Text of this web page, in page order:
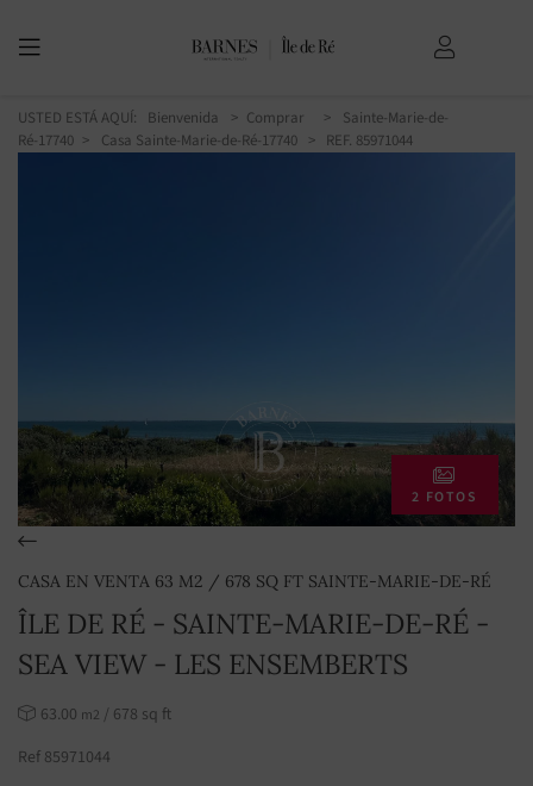
USTED ESTÁ AQUÍ: Bienvenida Comprar
Sainte-Marie-de-
Ré-17740
Casa Sainte-Marie-de-Ré-17740 > REF. 85971044
2 FOTOS
CASA EN VENTA 63 M2 / 678 SQ FT SAINTE-MARIE-DE-RÉ
ÎLE DE RÉ - SAINTE-MARIE-DE-RÉ -
SEA VIEW - LES ENSEMBERTS
63.00 m2 / 678 sq ft
Ref 85971044